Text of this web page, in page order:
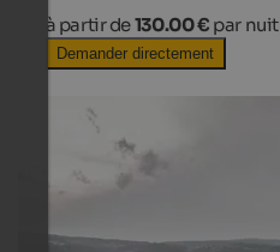
à partir de130.00 € par nuit
Demander directement